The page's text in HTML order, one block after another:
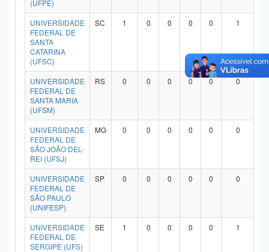
(UFPE)
UNIVERSIDADE
FEDERAL DE
SANTA
CATARINA
(UFSC)
SC 1 0 0 0 0 1
UNIVERSIDADE
FEDERAL DE
SANTA MARIA
(UFSM)
RS 0 0 0 0 0 0
UNIVERSIDADE
FEDERAL DE
SÃO JOÃO DEL-
REI (UFSJ)
MG 0 0 0 0 0 0
UNIVERSIDADE
FEDERAL DE
SÃO PAULO
(UNIFESP)
SP 0 0 0 0 0 0
UNIVERSIDADE
FEDERAL DE
SERGIPE (UFS)
SE 1 0 0 0 0 1